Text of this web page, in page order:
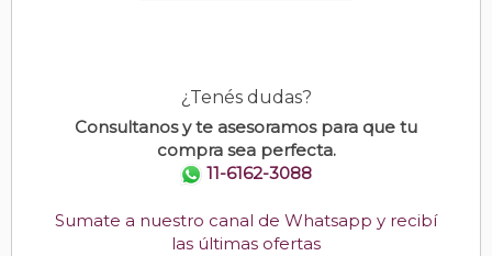
¿Tenés dudas?
Consultanos y te asesoramos para que tu
compra sea perfecta.
11-6162-3088
Sumate a nuestro canal de Whatsapp y recibí
las últimas ofertas